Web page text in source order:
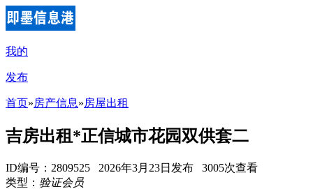
我的
发布
首页»房产信息»房屋出租
吉房出租*正信城市花园双供套二
ID编号：2809525 2026年3月23日发布 3005次查看
类型： 验证会员